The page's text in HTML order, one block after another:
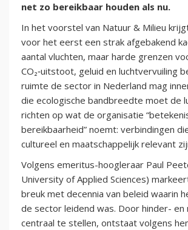
net zo bereikbaar houden als nu.
In het voorstel van Natuur & Milieu
voor het eerst een strak afgebakend
aantal vluchten, maar harde grenzen
CO₂‑uitstoot, geluid en luchtvervuiling
ruimte de sector in Nederland mag
die ecologische bandbreedte moet de
richten op wat de organisatie
bereikbaarheid” noemt: verbindingen
cultureel en maatschappelijk relevant
Volgens emeritus-hoogleraar Paul
University of Applied Sciences)
breuk met decennia van beleid waarin
de sector leidend was. Door hinder- en
centraal te stellen, ontstaat volgens